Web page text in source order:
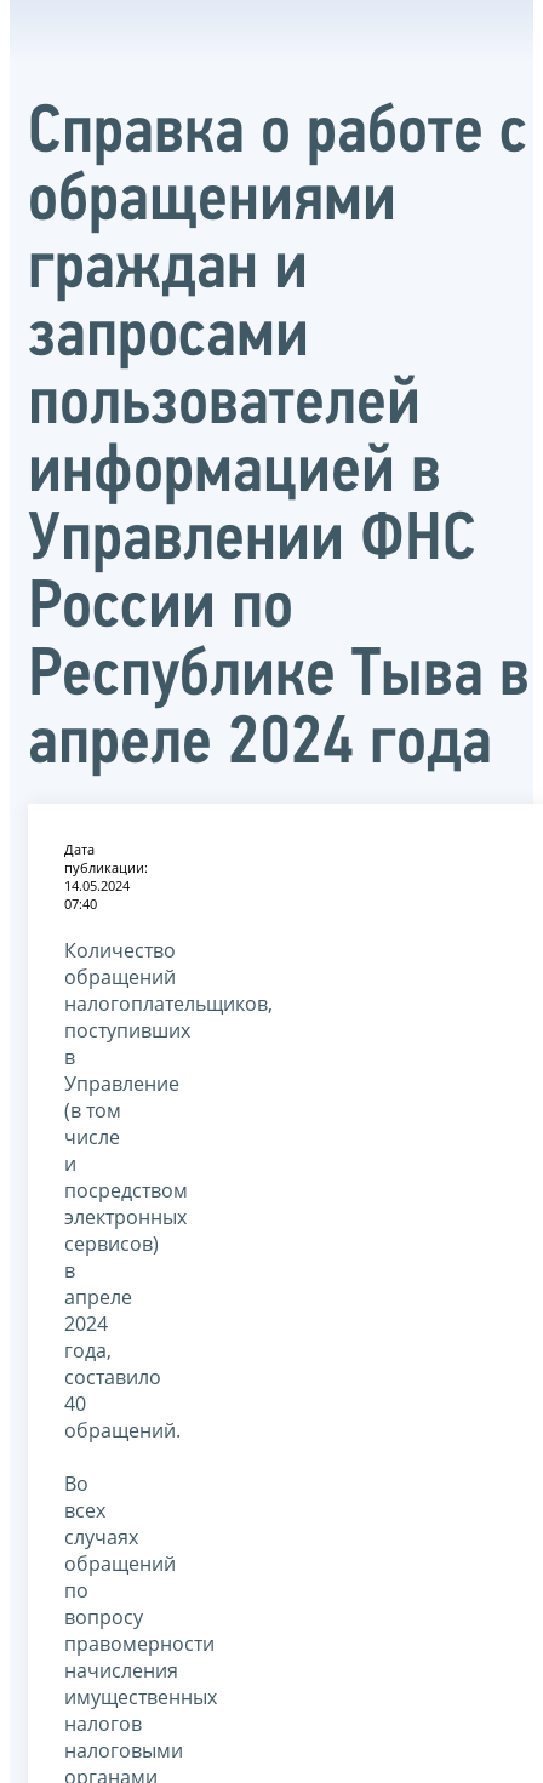
Справка о работе с
обращениями
граждан и
запросами
пользователей
информацией в
Управлении ФНС
России по
Республике Тыва в
апреле 2024 года
Дата
публикации:
14.05.2024
07:40
Количество
обращений
налогоплательщиков,
поступивших
в
Управление
(в том
числе
и
посредством
электронных
сервисов)
в
апреле
2024
года,
составило
40
обращений.
Во
всех
случаях
обращений
по
вопросу
правомерности
начисления
имущественных
налогов
налоговыми
органами